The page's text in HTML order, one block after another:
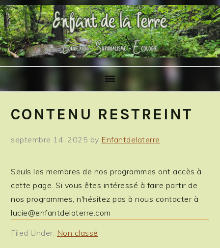
Skip
to
primary
navigation
Skip
to
main
content
Skip
to
primary
sidebar
CONTENU RESTREINT
septembre 14, 2025 by Enfantdelaterre
Seuls les membres de nos programmes ont accès à
cette page. Si vous êtes intéressé à faire partir de
nos programmes, n'hésitez pas à nous contacter à
lucie@enfantdelaterre.com
Filed Under: Non classé